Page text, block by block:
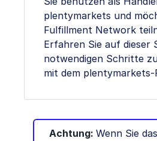
plentymarkets und
Fulfillment Network
Erfahren Sie auf dieser
notwendigen Schritte
mit dem plentymarkets-
Achtung: Wenn Sie